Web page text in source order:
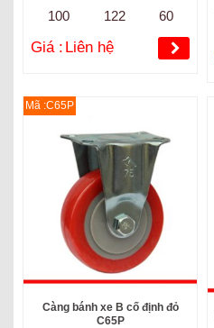
100 122 60
Giá : Liên hệ
Mã :C65P
Càng bánh xe B cố định đỏ
C65P